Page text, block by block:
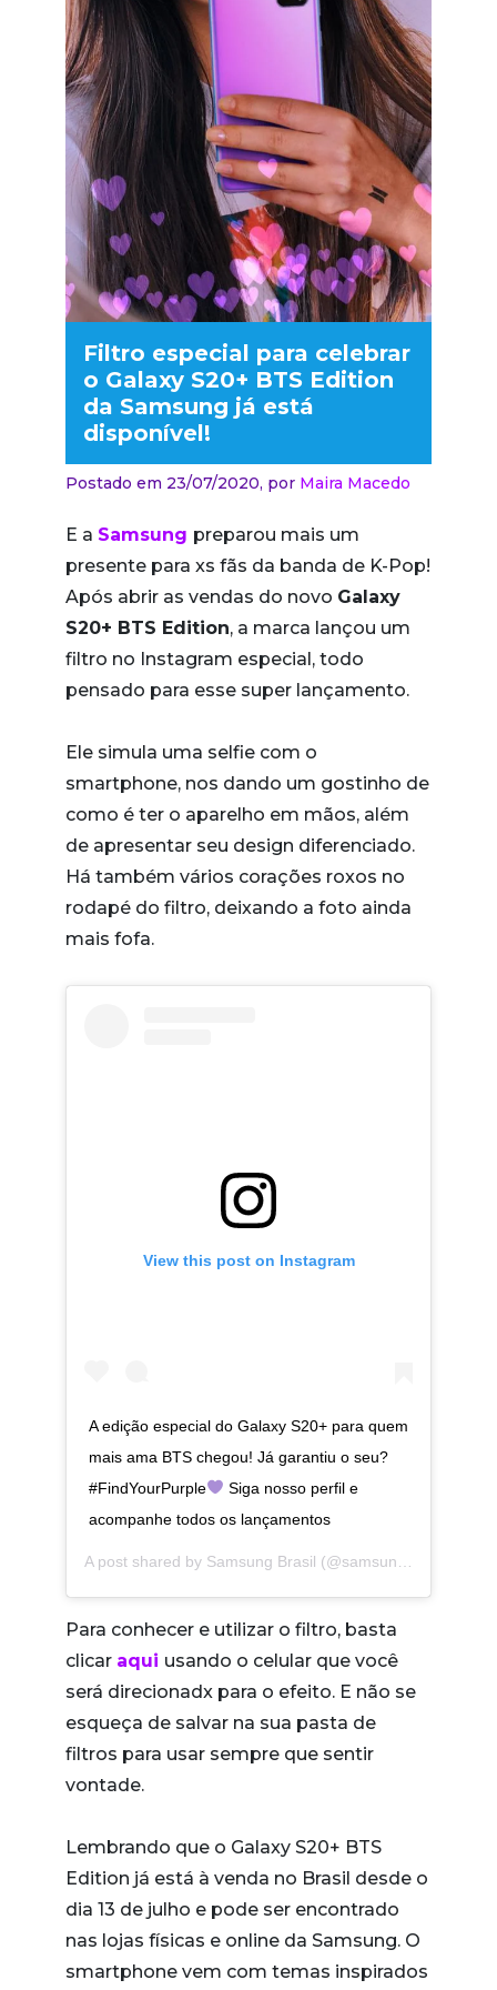
Filtro especial para celebrar
o Galaxy S20+ BTS Edition
da Samsung já está
disponível!
Postado em 23/07/2020, por Maira Macedo
E a Samsung preparou mais um
presente para xs fãs da banda de K-Pop!
Após abrir as vendas do novo Galaxy
S20+ BTS Edition, a marca lançou um
filtro no Instagram especial, todo
pensado para esse super lançamento.
Ele simula uma selfie com o
smartphone, nos dando um gostinho de
como é ter o aparelho em mãos, além
de apresentar seu design diferenciado.
Há também vários corações roxos no
rodapé do filtro, deixando a foto ainda
mais fofa.
View this post on Instagram
A edição especial do Galaxy S20+ para quem
mais ama BTS chegou! Já garantiu o seu?
#FindYourPurple
Siga nosso perfil e
acompanhe todos os lançamentos
A post shared by Samsung Brasil (@samsungbrasil) on
Para conhecer e utilizar o filtro, basta
clicar aqui usando o celular que você
será direcionadx para o efeito. E não se
esqueça de salvar na sua pasta de
filtros para usar sempre que sentir
vontade.
Lembrando que o Galaxy S20+ BTS
Edition já está à venda no Brasil desde o
dia 13 de julho e pode ser encontrado
nas lojas físicas e online da Samsung. O
smartphone vem com temas inspirados